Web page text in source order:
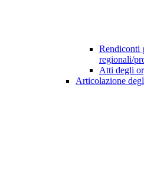
Rendiconti
regionali/
Atti degli
Articolazione